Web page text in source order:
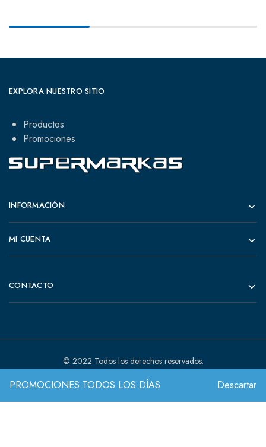
PROMOCIONES TODOS LOS DÍAS Descartar
EXPLORA NUESTRO SITIO
Productos
Promociones
INFORMACIÓN
MI CUENTA
CONTACTO
© 2022 Todos los derechos reservados.